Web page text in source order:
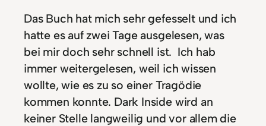
Das Buch hat mich sehr gefesselt und ich
hatte es auf zwei Tage ausgelesen, was
bei mir doch sehr schnell ist. Ich hab
immer weitergelesen, weil ich wissen
wollte, wie es zu so einer Tragödie
kommen konnte. Dark Inside wird an
keiner Stelle langweilig und vor allem die